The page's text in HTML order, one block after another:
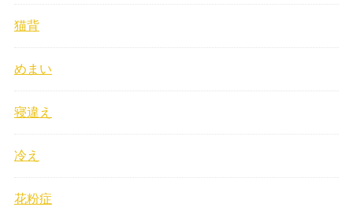
猫背
めまい
寝違え
冷え
花粉症